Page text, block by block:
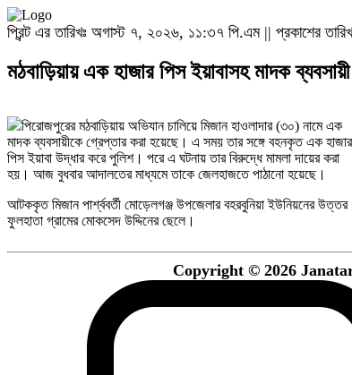
প্রিন্ট এর তারিখঃ অগাস্ট ৭, ২০২৬, ১১:৩৭ পি.এম || প্রকাশের
মঠবাড়িয়ায় এক হাজার পিস ইয়াবাসহ মাদক
পিরোজপুরের মঠবাড়িয়ায় অভিযান চালিয়ে মিজান হাওলাদার (৩০) নামে এক
মাদক ব্যবসায়ীকে গ্রেপ্তার করা হয়েছে। এ সময় তার সঙ্গে বহনকৃত এক হাজার
পিস ইয়াবা উদ্ধার করে পুলিশ। পরে এ ঘটনায় তার বিরুদ্ধে মামলা দায়ের করা
হয়। আজ বুধবার আদালতের মাধ্যমে তাকে জেলহাজতে পাঠানো হয়েছে।
আটককৃত মিজান পার্শ্ববর্তী মোড়েলগঞ্জ উপজেলার বহরবুনিয়া ইউনিয়নের উত্তর
ফুলহাতা গ্রামের মোকসেদ উদ্দিনের ছেলে।
Copyright © 2026